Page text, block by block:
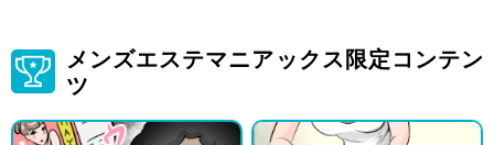
メンズエステマニアックス限定コンテン
ツ